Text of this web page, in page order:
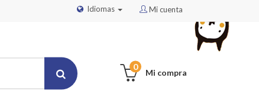
Mi cuenta
Idiomas
Mi compra
0